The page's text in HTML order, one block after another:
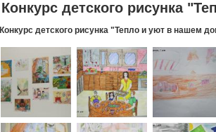
Конкурс детского рисунка
Конкурс детского рисунка "Тепло и уют в нашем